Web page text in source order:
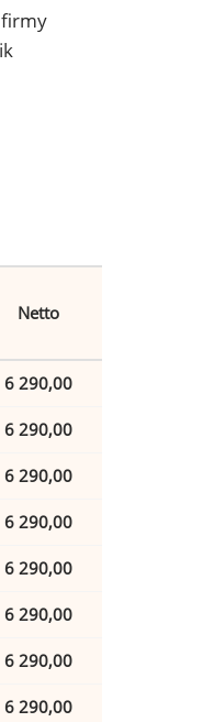
firmy
Netto
6 290,00
6 290,00
6 290,00
6 290,00
6 290,00
6 290,00
6 290,00
6 290,00